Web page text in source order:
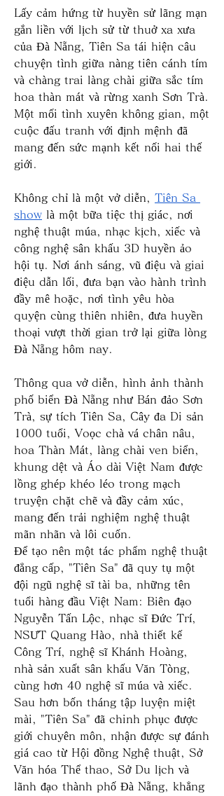
Lấy cảm hứng từ huyền sử lãng mạn
gắn liền với lịch sử từ thuở xa xưa
của Đà Nẵng, Tiên Sa tái hiện câu
chuyện tình giữa nàng tiên cánh tím
và chàng trai làng chài giữa sắc tím
hoa thàn mát và rừng xanh Sơn Trà.
Một mối tình xuyên không gian, một
cuộc đấu tranh với định mệnh đã
mang đến sức mạnh kết nối hai thế
giới.
Không chỉ là một vở diễn, Tiên Sa
show là một bữa tiệc thị giác, nơi
nghệ thuật múa, nhạc kịch, xiếc và
công nghệ sân khấu 3D huyền ảo
hội tụ. Nơi ánh sáng, vũ điệu và giai
điệu dẫn lối, đưa bạn vào hành trình
đầy mê hoặc, nơi tình yêu hòa
quyện cùng thiên nhiên, đưa huyền
thoại vượt thời gian trở lại giữa lòng
Đà Nẵng hôm nay.
Thông qua vở diễn, hình ảnh thành
phố biển Đà Nẵng như Bán đảo Sơn
Trà, sự tích Tiên Sa, Cây đa Di sản
1000 tuổi, Voọc chà vá chân nâu,
hoa Thàn Mát, làng chài ven biển,
khung dệt và Áo dài Việt Nam được
lồng ghép khéo léo trong mạch
truyện chặt chẽ và đầy cảm xúc,
mang đến trải nghiệm nghệ thuật
mãn nhãn và lôi cuốn.
Để tạo nên một tác phẩm nghệ thuật
đẳng cấp, "Tiên Sa" đã quy tụ một
đội ngũ nghệ sĩ tài ba, những tên
tuổi hàng đầu Việt Nam: Biên đạo
Nguyễn Tấn Lộc, nhạc sĩ Đức Trí,
NSƯT Quang Hào, nhà thiết kế
Công Trí, nghệ sĩ Khánh Hoàng,
nhà sản xuất sân khấu Văn Tòng,
cùng hơn 40 nghệ sĩ múa và xiếc.
Sau hơn bốn tháng tập luyện miệt
mài, "Tiên Sa" đã chinh phục được
giới chuyên môn, nhận được sự đánh
giá cao từ Hội đồng Nghệ thuật, Sở
Văn hóa Thể thao, Sở Du lịch và
lãnh đạo thành phố Đà Nẵng, khẳng